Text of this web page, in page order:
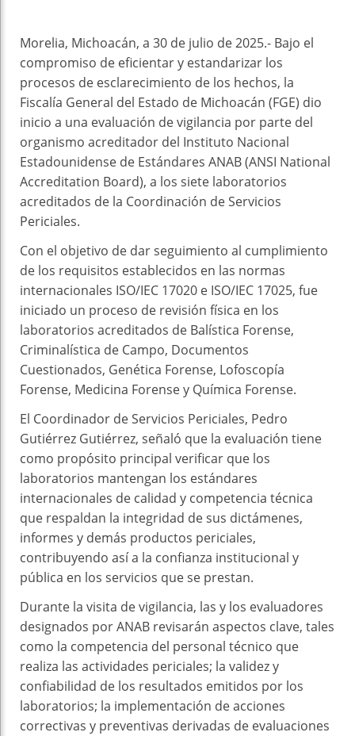
Morelia, Michoacán, a 30 de julio de 2025.- Bajo el
compromiso de eficientar y estandarizar los
procesos de esclarecimiento de los hechos, la
Fiscalía General del Estado de Michoacán (FGE) dio
inicio a una evaluación de vigilancia por parte del
organismo acreditador del Instituto Nacional
Estadounidense de Estándares ANAB (ANSI National
Accreditation Board), a los siete laboratorios
acreditados de la Coordinación de Servicios
Periciales.
Con el objetivo de dar seguimiento al cumplimiento
de los requisitos establecidos en las normas
internacionales ISO/IEC 17020 e ISO/IEC 17025, fue
iniciado un proceso de revisión física en los
laboratorios acreditados de Balística Forense,
Criminalística de Campo, Documentos
Cuestionados, Genética Forense, Lofoscopía
Forense, Medicina Forense y Química Forense.
El Coordinador de Servicios Periciales, Pedro
Gutiérrez Gutiérrez, señaló que la evaluación tiene
como propósito principal verificar que los
laboratorios mantengan los estándares
internacionales de calidad y competencia técnica
que respaldan la integridad de sus dictámenes,
informes y demás productos periciales,
contribuyendo así a la confianza institucional y
pública en los servicios que se prestan.
Durante la visita de vigilancia, las y los evaluadores
designados por ANAB revisarán aspectos clave, tales
como la competencia del personal técnico que
realiza las actividades periciales; la validez y
confiabilidad de los resultados emitidos por los
laboratorios; la implementación de acciones
correctivas y preventivas derivadas de evaluaciones